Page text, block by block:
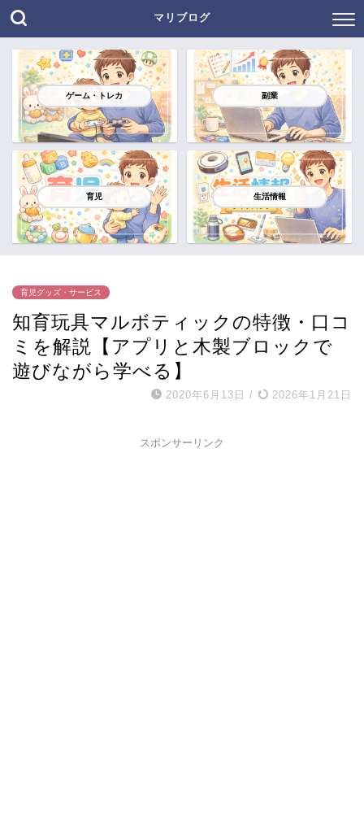
マリブログ
ゲーム・トレカ 副業
育児 生活情報
育児グッズ・サービス
知育玩具マルボティックの特徴・口コ
ミを解説【アプリと木製ブロックで
遊びながら学べる】
2020年6月13日 / 2026年1月21日
スポンサーリンク